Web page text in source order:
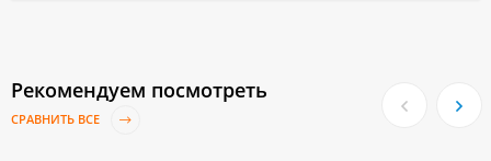
Рекомендуем посмотреть
СРАВНИТЬ ВСЕ